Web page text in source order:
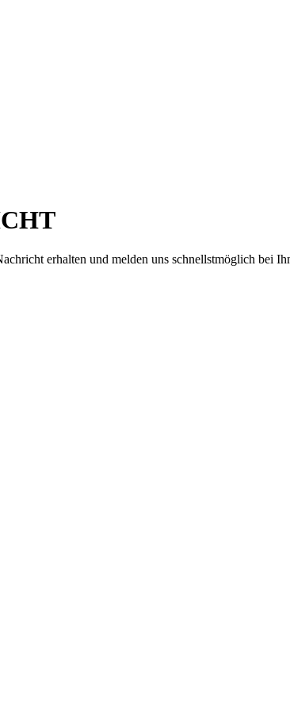
erhalten und melden uns schnellstmöglich bei